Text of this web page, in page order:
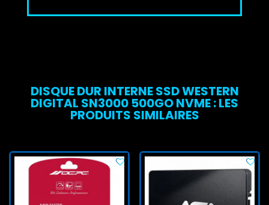
DISQUE DUR INTERNE SSD WESTERN
DIGITAL SN3000 500GO NVME : LES
PRODUITS SIMILAIRES